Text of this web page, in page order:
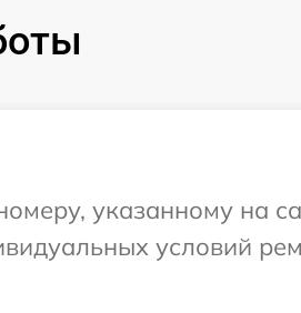
указанному на
условий